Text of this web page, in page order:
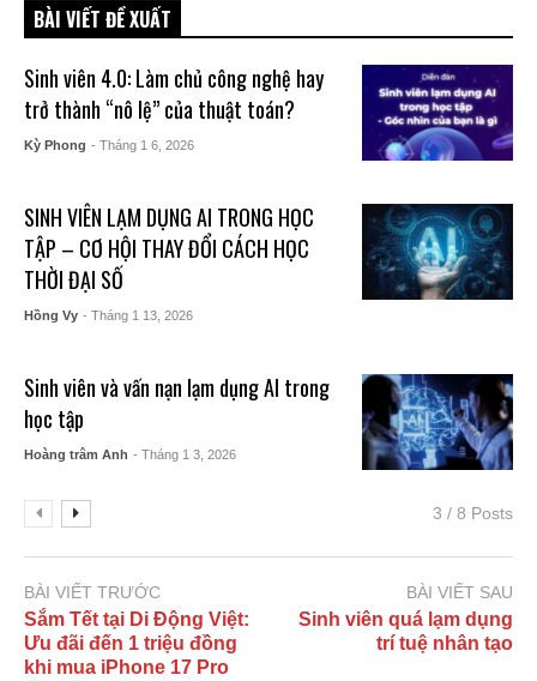
BÀI VIẾT ĐỀ XUẤT
Sinh viên 4.0: Làm chủ công nghệ hay
trở thành “nô lệ” của thuật toán?
Kỳ Phong - Tháng 1 6, 2026
SINH VIÊN LẠM DỤNG AI TRONG HỌC
TẬP – CƠ HỘI THAY ĐỔI CÁCH HỌC
THỜI ĐẠI SỐ
Hồng Vy - Tháng 1 13, 2026
Sinh viên và vấn nạn lạm dụng AI trong
học tập
Hoàng trâm Anh - Tháng 1 3, 2026
3 / 8 Posts
BÀI VIẾT TRƯỚC
Sắm Tết tại Di Động Việt:
Ưu đãi đến 1 triệu đồng
khi mua iPhone 17 Pro
BÀI VIẾT SAU
Sinh viên quá lạm dụng
trí tuệ nhân tạo